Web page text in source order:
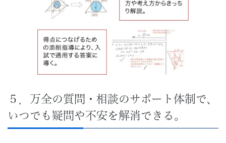
５．万全の質問・相談のサポート体制で、
いつでも疑問や不安を解消できる。